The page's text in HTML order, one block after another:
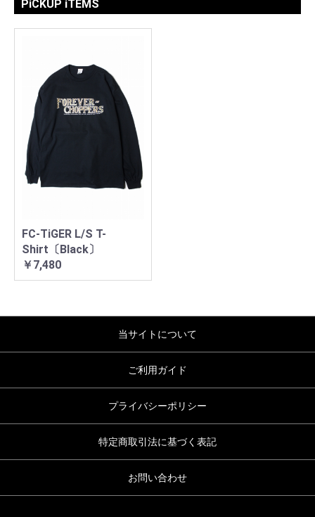
PiCKUP iTEMS
FC-TiGER L/S T-
Shirt〔Black〕
￥7,480
当サイトについて
ご利用ガイド
プライバシーポリシー
特定商取引法に基づく表記
お問い合わせ